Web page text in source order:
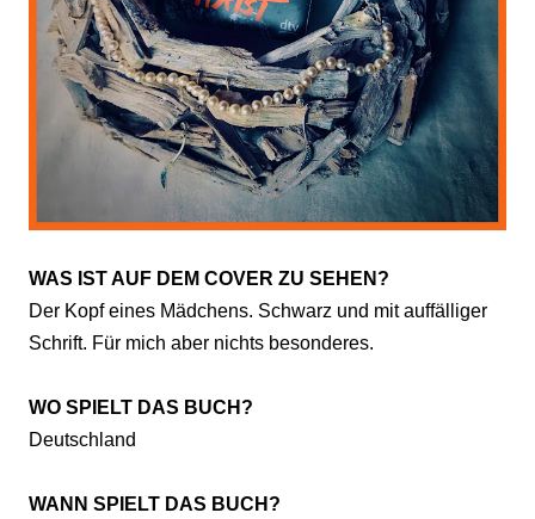
WAS IST AUF DEM COVER ZU SEHEN?
Der Kopf eines Mädchens. Schwarz und mit auffälliger
Schrift. Für mich aber nichts besonderes.
WO SPIELT DAS BUCH?
Deutschland
WANN SPIELT DAS BUCH?